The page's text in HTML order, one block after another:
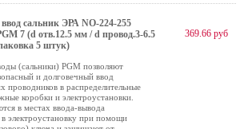
сальник ЭРА NO-224-255
7 (d отв.12.5 мм / d провод.3-6.5
5 штук)
(сальники) PGM позволяют
и долговечный ввод
проводников в распределительные
коробки и электроустановки.
в местах ввода-вывода
электроустановку при помощи
369.66 руб